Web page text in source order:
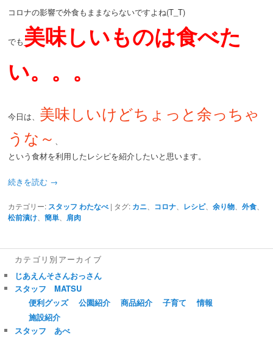
コロナの影響で外食もままならないですよね(T_T)
でも 美味しいものは食べた
い。。。
今日は、 美味しいけどちょっと余っちゃ
うな～
という食材を利用したレシピを紹介したいと思います。
続きを読む →
カテゴリー: スタッフ わたなべ | タグ: カニ コロナ レシピ、余り物 、外食
松前漬け 、簡単 肩肉
カテゴリ別アーカイブ
じあえんそさんおっさん
スタッフ MATSU
便利グッズ
公園紹介 商品紹介 子育て
情報
施設紹介
スタッフ あべ